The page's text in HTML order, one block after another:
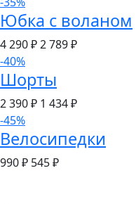
Юбка с воланом
4 290 ₽2 789₽
-40%
Шорты
2 390 ₽ 1 434₽
-45%
Велосипедки
990 ₽ 545₽